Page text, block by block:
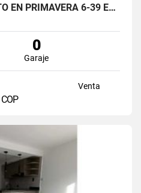
SE VENDE APARTAMENTO EN PRIMAVERA 6-39 ET 2 PUENTE ARANDA
0
Garaje
Venta
COP